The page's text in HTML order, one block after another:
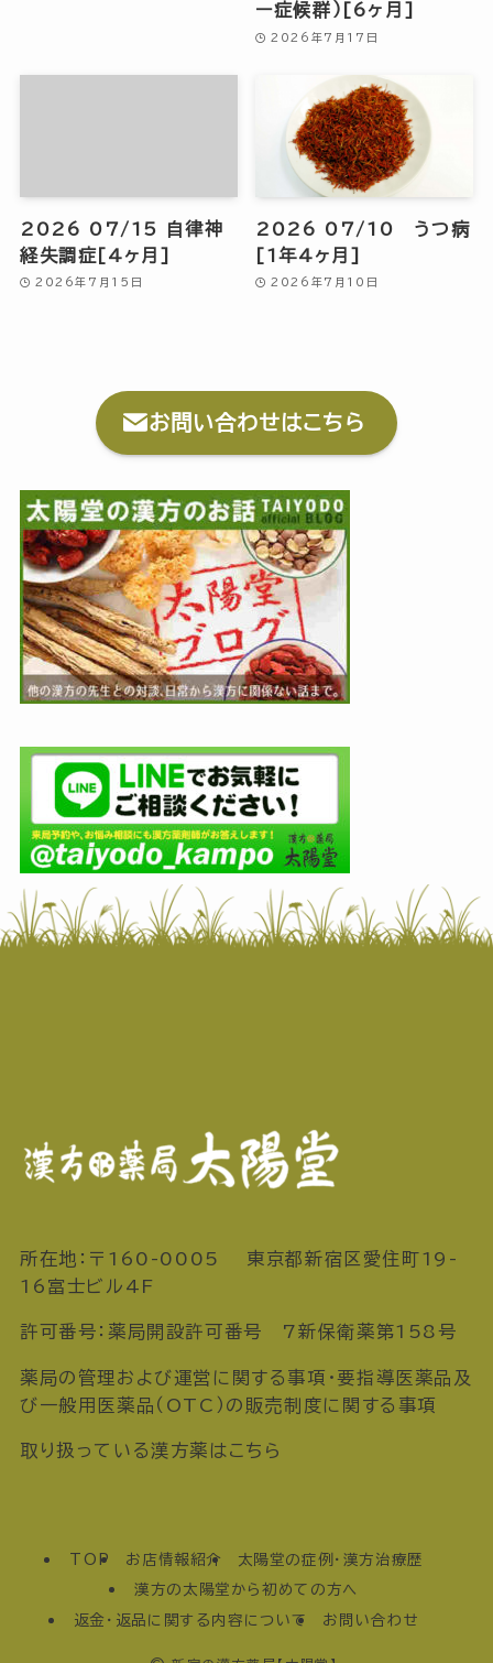
ー症候群）[6ヶ月]
2026年7月17日
2026 07/15 自律神
経失調症[4ヶ月]
2026年7月15日
2026 07/10 うつ病
[1年4ヶ月]
2026年7月10日
お問い合わせはこちら
所在地：〒160-0005 東京都新宿区愛住町19-
16富士ビル4F
許可番号：薬局開設許可番号 7新保衛薬第158号
薬局の管理および運営に関する事項・要指導医薬品及
び一般用医薬品（OTC）の販売制度に関する事項
取り扱っている漢方薬はこちら
TOP お店情報紹介
太陽堂の症例・漢方治療歴
漢方の太陽堂から初めての方へ
返金・返品に関する内容について
お問い合わせ